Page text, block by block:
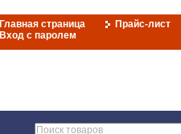
Главная страница
Прайс-лист
Вход с паролем